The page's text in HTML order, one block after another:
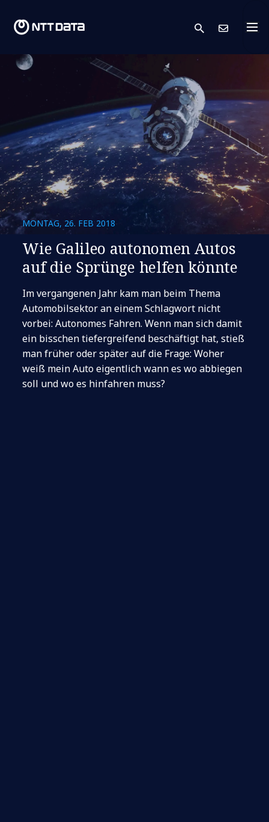
search
MONTAG, 26. FEB 2018
Wie Galileo autonomen Autos
auf die Sprünge helfen könnte
Im vergangenen Jahr kam man beim Thema
Automobilsektor an einem Schlagwort nicht
vorbei: Autonomes Fahren. Wenn man sich damit
ein bisschen tiefergreifend beschäftigt hat, stieß
man früher oder später auf die Frage: Woher
weiß mein Auto eigentlich wann es wo abbiegen
soll und wo es hinfahren muss?